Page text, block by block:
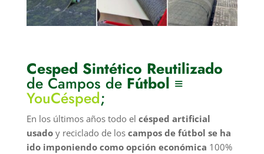
Cesped Sintético Reutilizado
de Campos de Fútbol ≡
YouCésped;
En los últimos años todo el césped artificial
usadoy reciclado de los campos de fútbol se ha
ido imponiendo como opción económica 100%